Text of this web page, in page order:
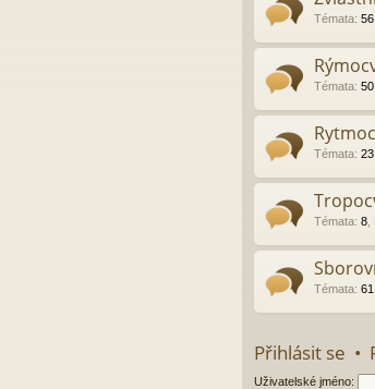
Témata: 56
Témata: 50
Témata: 23
Témata: 8
Témata: 61
Přihlásit se •
Uživatelské jméno: